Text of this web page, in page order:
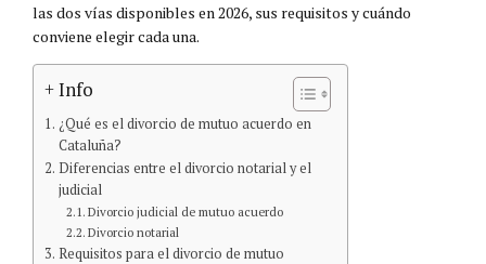
las dos vías disponibles en 2026, sus requisitos y cuándo
conviene elegir cada una.
+ Info
¿Qué es el divorcio de mutuo acuerdo en
Cataluña?
Diferencias entre el divorcio notarial y el
judicial
Divorcio judicial de mutuo acuerdo
Divorcio notarial
Requisitos para el divorcio de mutuo